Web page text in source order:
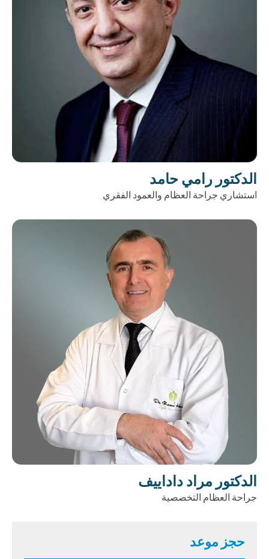
الدكتور رامي حامد
استشاري جراحة العظام والعمود الفقري
الدكتور مراد داداييف
جراحة العظام التخصصية
حجز موعد